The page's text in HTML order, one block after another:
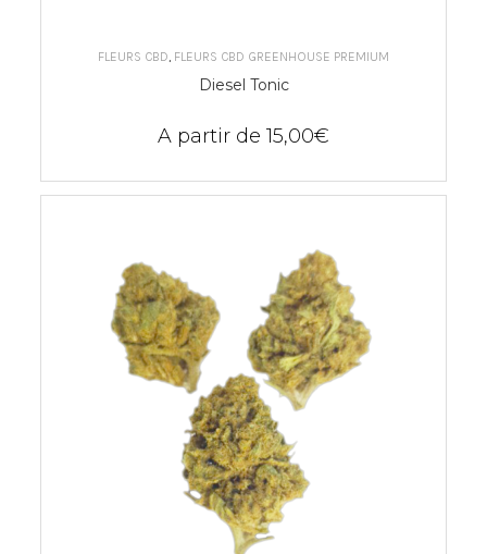
CHOIX DES OPTIONS
FLEURS CBD, FLEURS CBD GREENHOUSE PREMIUM
Diesel Tonic
A partir de 15,00€